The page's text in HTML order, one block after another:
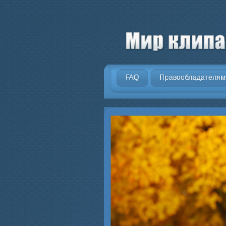
.
FAQ Правообладателям